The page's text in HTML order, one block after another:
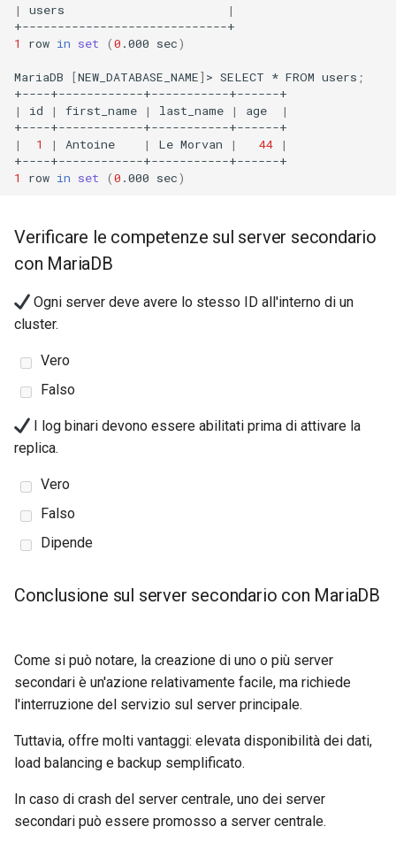
|
users
|
1
row in set (0 .000 sec)
MariaDB [NEW_DATABASE_NAME] > SELECT * FROM users ;
|
id | first_name | last_name | age
|
|
1 | Antoine | Le Morvan | 44
|
1
row in set (0 .000 sec)
Verificare le competenze sul server secondario
con MariaDB
Ogni server deve avere lo stesso ID all'interno di un
cluster.
Vero
Falso
I log binari devono essere abilitati prima di attivare la
replica.
Vero
Falso
Dipende
Conclusione sul server secondario con MariaDB
Come si può notare, la creazione di uno o più server
secondari è un'azione relativamente facile, ma richiede
l'interruzione del servizio sul server principale.
Tuttavia, offre molti vantaggi: elevata disponibilità dei dati,
load balancing e backup semplificato.
In caso di crash del server centrale, uno dei server
secondari può essere promosso a server centrale.